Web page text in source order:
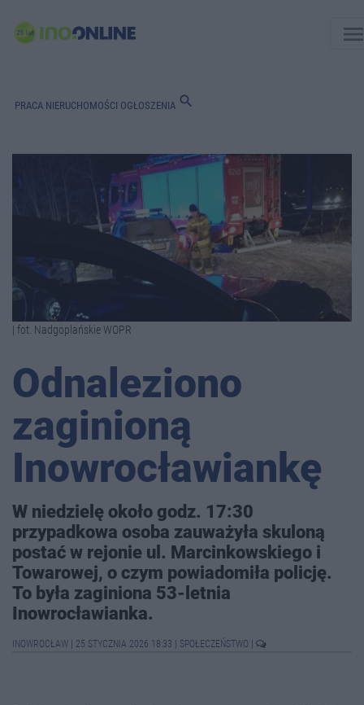
PRACA NIERUCHOMOŚCI OGŁOSZENIA search
| fot. Nadgoplańskie WOPR
Odnaleziono
zaginioną
Inowrocławiankę
W niedzielę około godz. 17:30
przypadkowa osoba zauważyła skuloną
postać w rejonie ul. Marcinkowskiego i
Towarowej, o czym powiadomiła policję.
To była zaginiona 53-letnia
Inowrocławianka.
INOWROCŁAW 25 STYCZNIA 2026 18:33 SPOŁECZEŃSTWO